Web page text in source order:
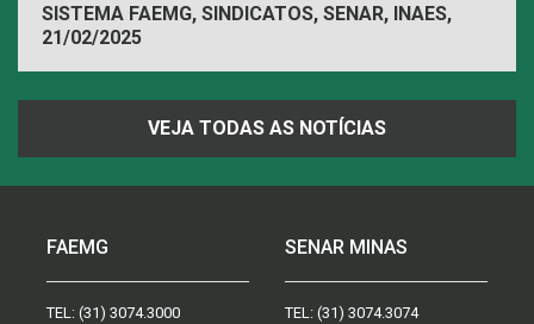
SISTEMA FAEMG, SINDICATOS, SENAR, INAES,
FAEMG
21/02/2025
VEJA TODAS AS NOTÍCIAS
FAEMG
TEL: (31) 3074.3000
SENAR MINAS
TEL: (31) 3074.3074